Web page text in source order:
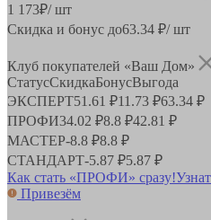
1 173₽/ шт
Скидка и бонус до63.34 ₽/ шт
Клуб покупателей «Ваш Дом»
СтатусСкидкаБонусВыгода
ЭКСПЕРТ51.61 ₽11.73 ₽63.34 ₽
ПРОФИ34.02 ₽8.8 ₽42.81 ₽
МАСТЕР-8.8 ₽8.8 ₽
СТАНДАРТ-5.87 ₽5.87 ₽
Как стать «ПРОФИ» сразу!
Привезём